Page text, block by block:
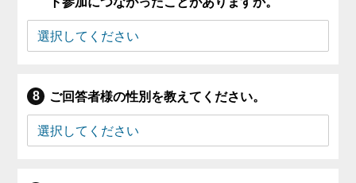
ご回答者様の性別を教えてください。